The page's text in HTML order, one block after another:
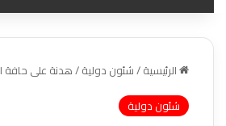
الرئيسية/شئون دولية/هدنة على حافة
شئون دولية